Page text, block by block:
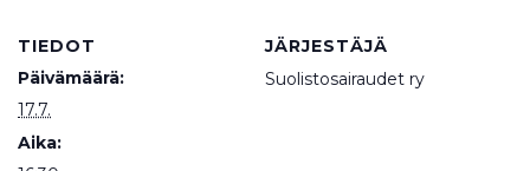
TIEDOT
Päivämäärä:
17.7.
Aika:
JÄRJESTÄJÄ
Suolistosairaudet ry